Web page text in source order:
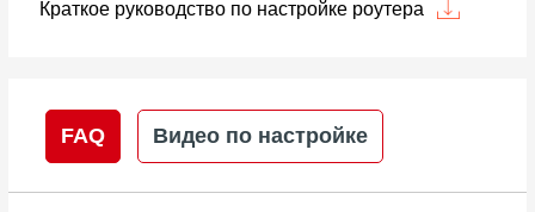
Краткое руководство по настройке роутера
FAQ Видео по настройке